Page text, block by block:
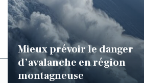
Mieux prévoir le danger
d’avalanche en région
montagneuse